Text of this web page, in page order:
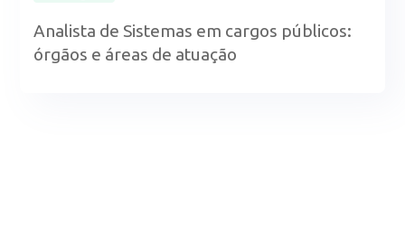
Analista de Sistemas em cargos públicos:
órgãos e áreas de atuação